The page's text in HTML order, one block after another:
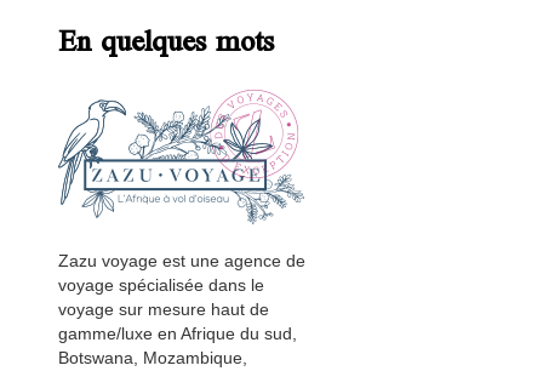
En quelques mots
Zazu voyage est une agence de
voyage spécialisée dans le
voyage sur mesure haut de
gamme/luxe en Afrique du sud,
Botswana, Mozambique,